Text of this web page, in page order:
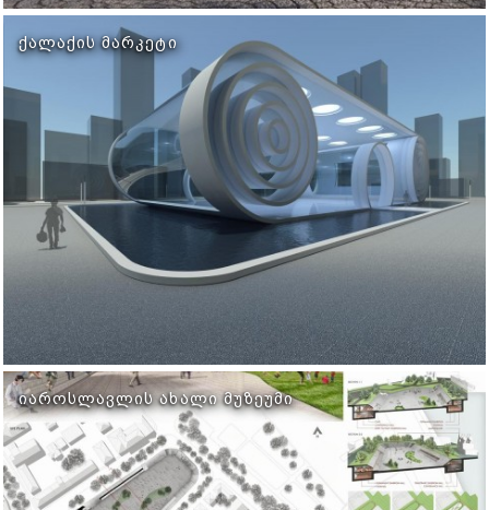
ᲥᲐᲚᲐᲥᲘᲡ ᲛᲐᲠᲙᲔᲢᲘ
ᲘᲐᲠᲝᲡᲚᲐᲕᲚᲘᲡ ᲐᲮᲐᲚᲘ ᲛᲣᲖᲔᲣᲛᲘ